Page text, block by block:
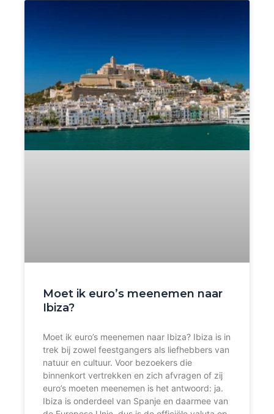
Moet ik euro’s meenemen naar
Ibiza?
Moet ik euro’s meenemen naar Ibiza? Ibiza is in
trek bij zowel feestgangers als liefhebbers van
natuur en cultuur. Voor bezoekers die
binnenkort vertrekken en zich afvragen of zij
euro’s moeten meenemen is het antwoord: ja.
Ibiza is onderdeel van Spanje en daarmee van